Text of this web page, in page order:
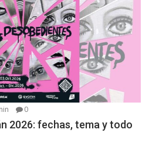
0
2026: fechas, tema y todo